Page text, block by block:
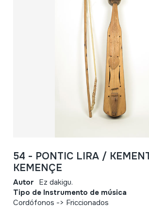
54 - PONTIC LIRA /
KEMENÇE
Autor Ez dakigu.
Tipo de Instrumento de música
Cordófonos -> Friccionados